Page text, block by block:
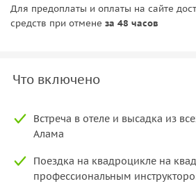
Для предоплаты и оплаты на сайте
средств при отмене за 48 часов
Что включено
Встреча в отеле и высадка из
Алама
Поездка на квадроцикле на
профессиональным